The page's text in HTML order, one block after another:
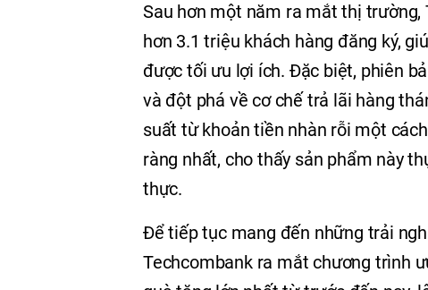
Sau hơn một năm ra mắt thị
hơn 3.1 triệu khách hàng đăng ký,
được tối ưu lợi ích. Đặc biệt, phiên
và đột phá về cơ chế trả lãi hàng
suất từ khoản tiền nhàn rỗi một
ràng nhất, cho thấy sản phẩm này
thực.
Để tiếp tục mang đến những trải
Techcombank ra mắt chương trình